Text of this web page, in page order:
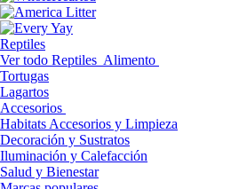
Reptiles
Ver todo Reptiles Alimento
Tortugas
Lagartos
Accesorios
Habitats Accesorios y Limpieza
Decoración y Sustratos
Iluminación y Calefacción
Salud y Bienestar